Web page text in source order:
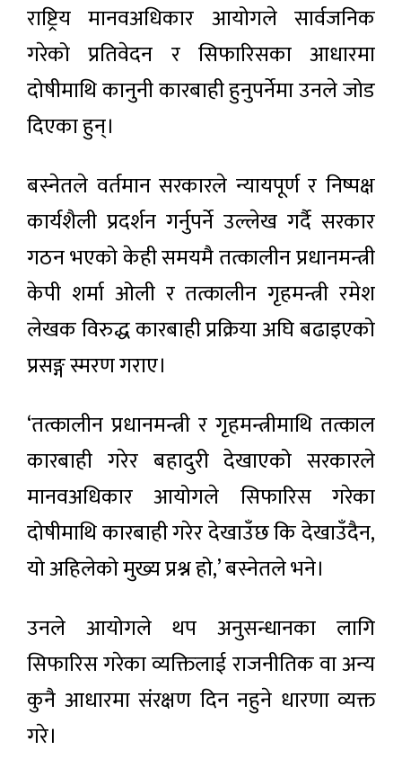
राष्ट्रिय मानवअधिकार आयोगले सार्वजनिक
गरेको प्रतिवेदन र सिफारिसका आधारमा
दोषीमाथि कानुनी कारबाही हुनुपर्नेमा उनले जोड
दिएका हुन्।
बस्नेतले वर्तमान सरकारले न्यायपूर्ण र निष्पक्ष
कार्यशैली प्रदर्शन गर्नुपर्ने उल्लेख गर्दै सरकार
गठन भएको केही समयमै तत्कालीन प्रधानमन्त्री
केपी शर्मा ओली र तत्कालीन गृहमन्त्री रमेश
लेखक विरुद्ध कारबाही प्रक्रिया अघि बढाइएको
प्रसङ्ग स्मरण गराए।
‘तत्कालीन प्रधानमन्त्री र गृहमन्त्रीमाथि तत्काल
कारबाही गरेर बहादुरी देखाएको सरकारले
मानवअधिकार आयोगले सिफारिस गरेका
दोषीमाथि कारबाही गरेर देखाउँछ कि देखाउँदैन,
यो अहिलेको मुख्य प्रश्न हो,’ बस्नेतले भने।
उनले आयोगले थप अनुसन्धानका लागि
सिफारिस गरेका व्यक्तिलाई राजनीतिक वा अन्य
कुनै आधारमा संरक्षण दिन नहुने धारणा व्यक्त
गरे।